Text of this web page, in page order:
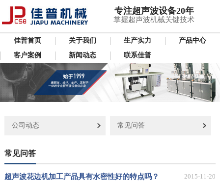
专注超声波设备20年
掌握超声波机械关键技术
佳普首页 关于我们 生产实力
产品中心
客户案例
新闻动态 联系佳普
公司动态 常见问答
常见问答
2015-11-20
超声波花边机加工产品具有水密性好的特点吗？